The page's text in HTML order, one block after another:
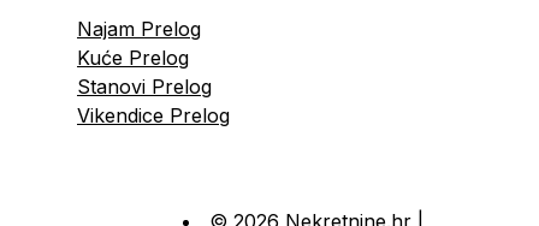
Najam Prelog
Kuće Prelog
Stanovi Prelog
Vikendice Prelog
© 2026 Nekretnine.hr |